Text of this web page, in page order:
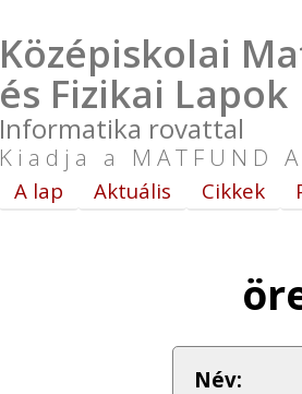
Középiskolai
és Fizikai Lapok
Informatika rovattal
Kiadja a MATFUND
A lap Aktuális Cikkek
Név: